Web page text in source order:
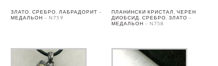
ЗЛАТО, СРЕБРО, ЛАБРАДОРИТ –
МЕДАЛЬОН – N759
ПЛАНИНСКИ КРИСТАЛ, ЧЕРЕН
ДИОБСИД, СРЕБРО, ЗЛАТО –
МЕДАЛЬОН – N758